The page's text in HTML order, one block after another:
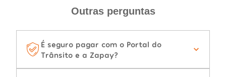
Outras perguntas
É seguro pagar com o Portal do
Trânsito e a Zapay?